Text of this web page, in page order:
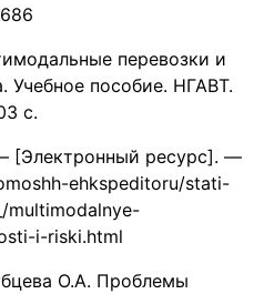
перевозки и
Учебное пособие. НГАВТ.
с.
[Электронный ресурс]. —
ehkspeditoru/stati-
multimodalnye-
i-riski.html
О.А. Проблемы